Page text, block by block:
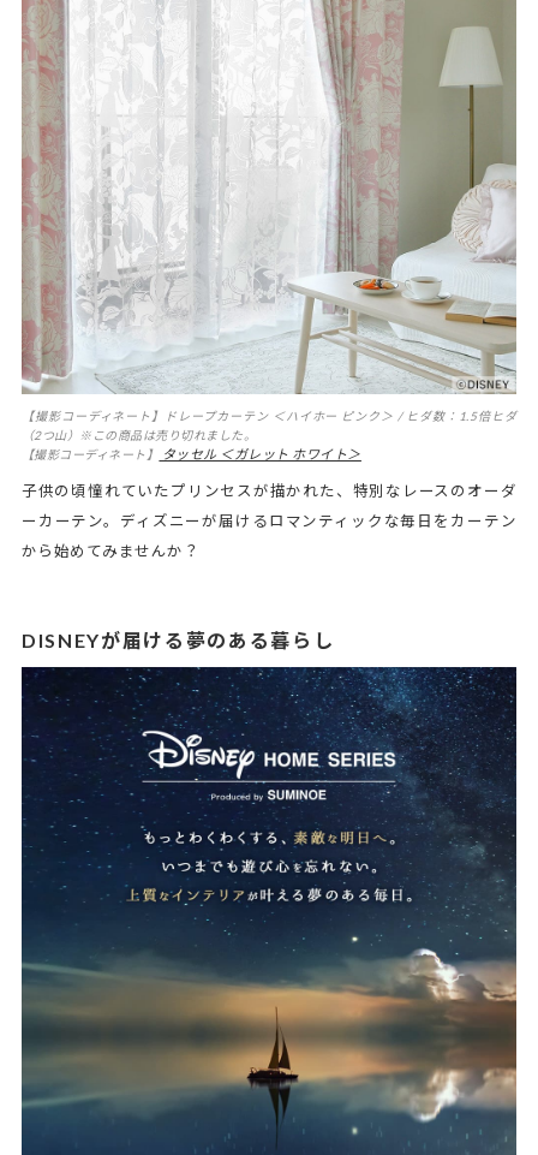
【撮影コーディネート】ドレープカーテン ＜ハイホー ピンク＞ / ヒダ数：1.5倍ヒダ
（2つ山）※この商品は売り切れました。
【撮影コーディネート】
タッセル ＜ガレット ホワイト＞
子供の頃憧れていたプリンセスが描かれた、特別なレースのオーダ
ーカーテン。ディズニーが届けるロマンティックな毎日をカーテン
から始めてみませんか？
DISNEYが届ける夢のある暮らし